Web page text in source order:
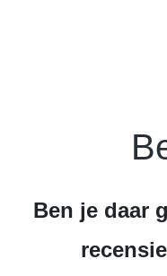
Ben je daar